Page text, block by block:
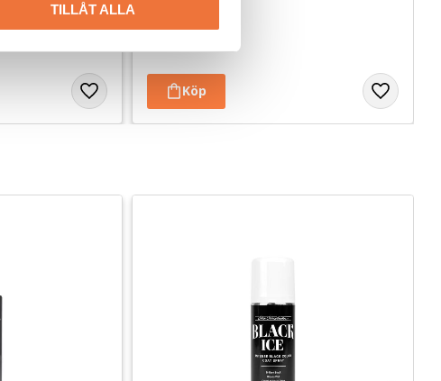
TILLÅT ALLA
Balsam med mild och behaglig doft. Ger glans, liv och volym åt livlös päls